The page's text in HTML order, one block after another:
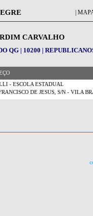
|
CARVALHO
QG | 10200 |
- ESCOLA ESTADUAL
DE JESUS, S/N - VILA